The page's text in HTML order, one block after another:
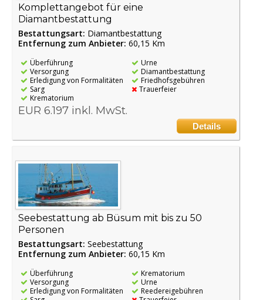
Komplettangebot für eine
Diamantbestattung
Bestattungsart: Diamantbestattung
Entfernung zum Anbieter: 60,15 Km
Überführung
Versorgung
Erledigung von Formalitäten
Sarg
Krematorium
Urne
Diamantbestattung
Friedhofsgebühren
Trauerfeier
EUR 6.197 inkl. MwSt.
Details
Seebestattung ab Büsum mit bis zu 50
Personen
Bestattungsart: Seebestattung
Entfernung zum Anbieter: 60,15 Km
Überführung
Versorgung
Erledigung von Formalitäten
Krematorium
Urne
Reedereigebühren